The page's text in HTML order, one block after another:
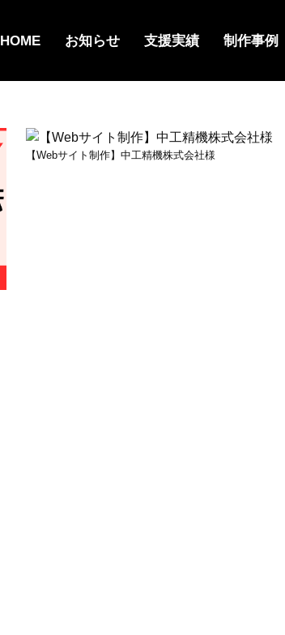
HOME お知らせ 支援実績 制作事例
【Webサイト制作】中工精機株式会社様